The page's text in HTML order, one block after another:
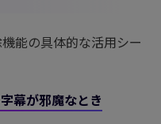
能の具体的な活用シー
幕が邪魔なとき